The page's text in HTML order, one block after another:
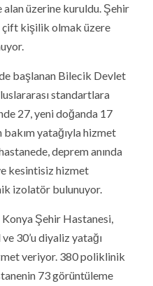
üzerine kuruldu. Şehir
çift kişilik olmak üzere
başlanan Bilecik Devlet
standartlara
27, yeni doğanda 17
yatağıyla hizmet
deprem anında
kesintisiz hizmet
izolatör bulunuyor.
Konya Şehir Hastanesi,
ve 30’u diyaliz yatağı
veriyor. 380 poliklinik
73 görüntüleme